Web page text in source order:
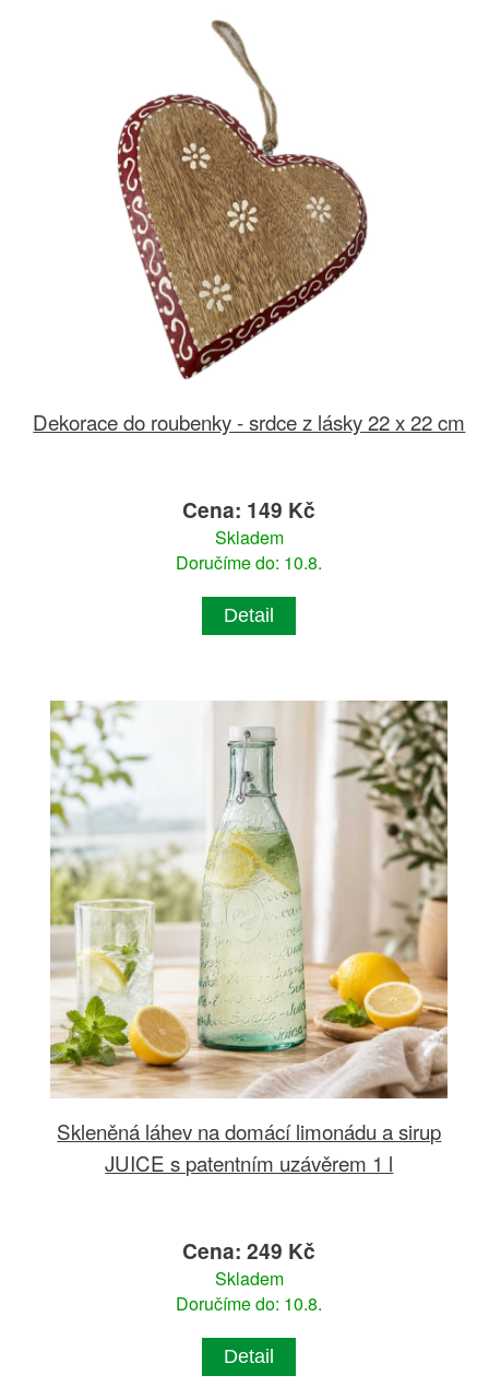
Dekorace do roubenky - srdce z lásky 22 x 22 cm
Cena: 149 Kč
Skladem
Doručíme do: 10.8.
Detail
Skleněná láhev na domácí limonádu a sirup
JUICE s patentním uzávěrem 1 l
Cena: 249 Kč
Skladem
Doručíme do: 10.8.
Detail